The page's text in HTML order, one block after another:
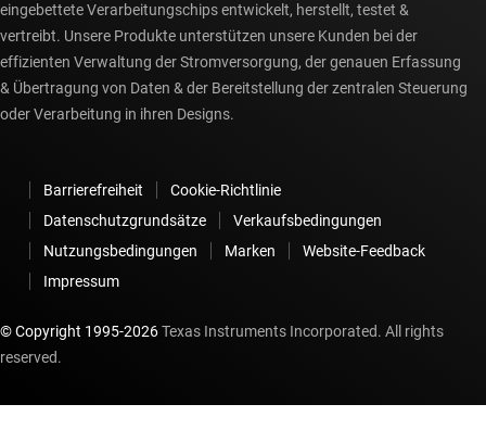
eingebettete Verarbeitungschips entwickelt, herstellt, testet &
vertreibt. Unsere Produkte unterstützen unsere Kunden bei der
effizienten Verwaltung der Stromversorgung, der genauen Erfassung
& Übertragung von Daten & der Bereitstellung der zentralen Steuerung
oder Verarbeitung in ihren Designs.
Barrierefreiheit
Cookie-Richtlinie
Datenschutzgrundsätze
Verkaufsbedingungen
Nutzungsbedingungen
Marken
Website-Feedback
Impressum
© Copyright 1995-2026Texas Instruments Incorporated. All rights
reserved.